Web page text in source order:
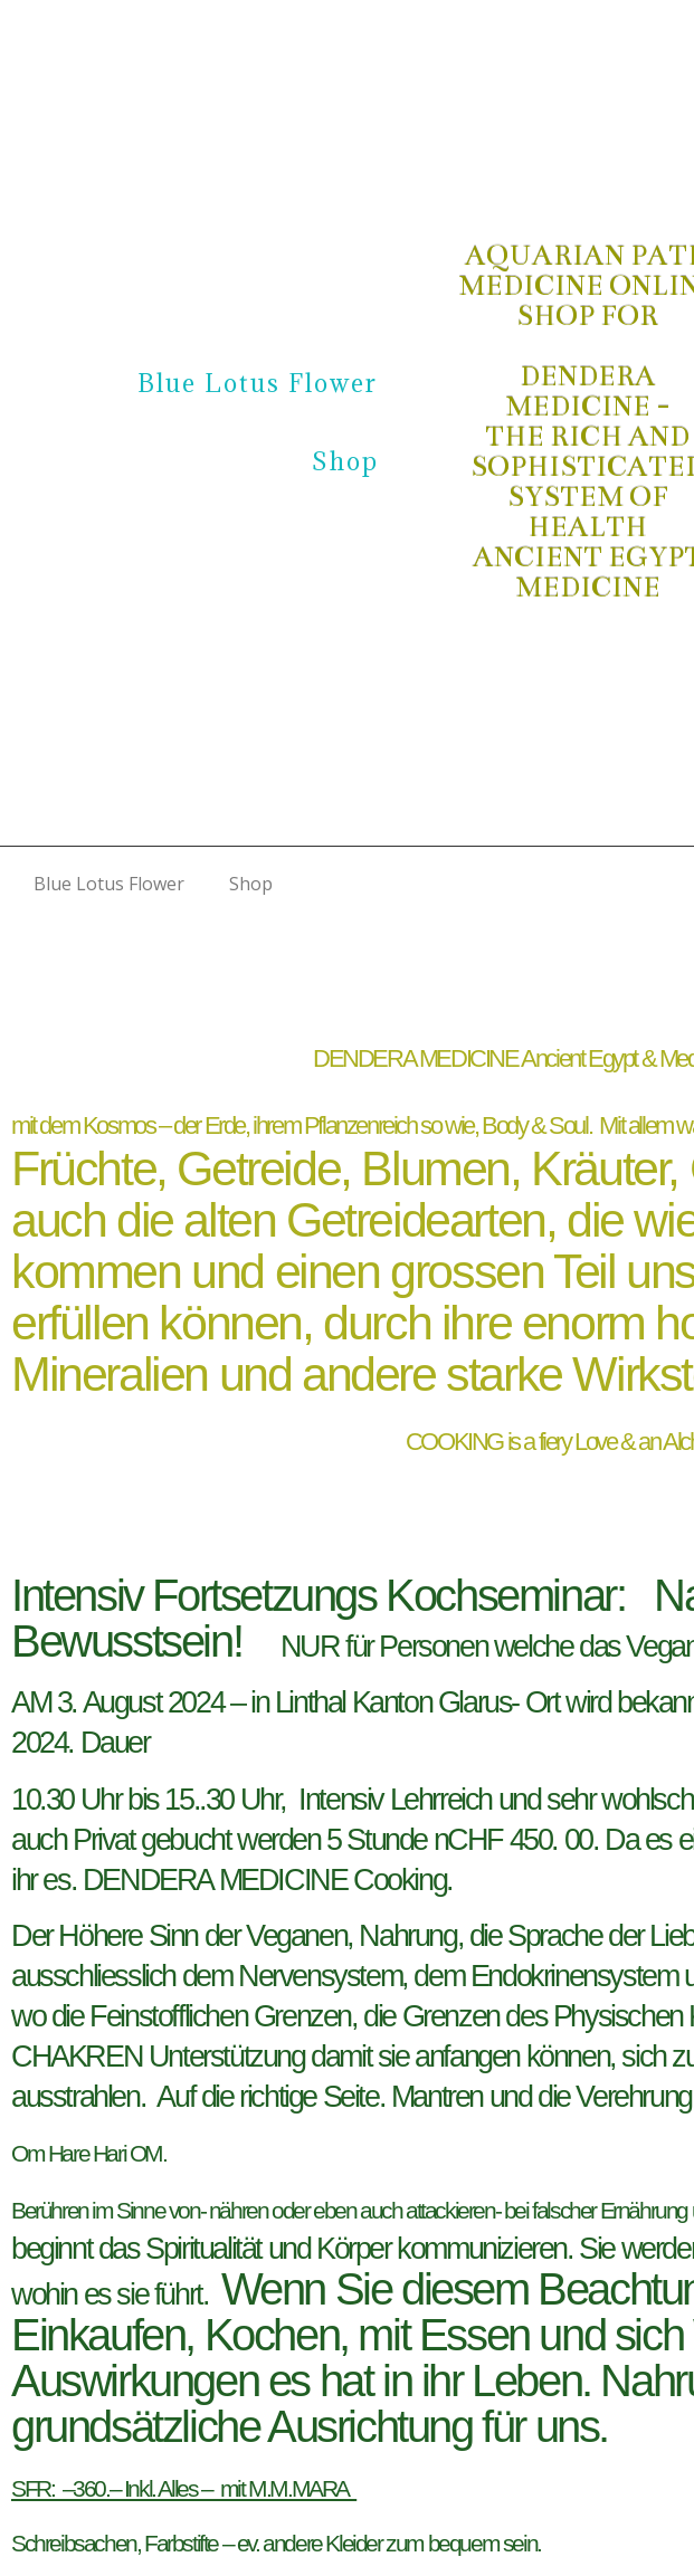
Blue Lotus Flower
Shop
AQUARIAN
MEDICINE
SHOP FOR
DENDERA
MEDICINE -
THE RICH AND
SYSTEM OF
HEALTH
ANCIENT
MEDICINE
Blue Lotus Flower Shop
DENDERA MEDICINE Ancient Egypt & Mediterranean
mit dem Kosmos – der Erde, ihrem Pflanzenreich so wie, Body & Soul. Mit allem
Früchte, Getreide, Blumen,
auch die alten Getreidearten, die
kommen und einen grossen Teil
erfüllen können, durch ihre enorm
Mineralien und andere starke
COOKING is a fiery Love & an Alchemical
Intensiv Fortsetzungs Kochseminar:
Bewusstsein!
NUR für Personen welche das
AM 3. August 2024 – in Linthal Kanton Glarus- Ort wird
2024. Dauer
10.30 Uhr bis 15..30 Uhr, Intensiv Lehrreich und sehr
auch Privat gebucht werden 5 Stunde nCHF 450. 00. Da es
ihr es. DENDERA MEDICINE Cooking.
Der Höhere Sinn der Veganen, Nahrung, die Sprache der
ausschliesslich dem Nervensystem, dem Endokrinensystem
wo die Feinstofflichen Grenzen, die Grenzen des
CHAKREN Unterstützung damit sie anfangen können, sich
ausstrahlen. Auf die richtige Seite. Mantren und die
Om Hare Hari OM.
Berühren im Sinne von- nähren oder eben auch attackieren- bei falscher
beginnt das Spiritualität und Körper kommunizieren. Sie
wohin es sie führt. Wenn Sie diesem
Einkaufen, Kochen, mit Essen und
Auswirkungen es hat in ihr Leben.
grundsätzliche Ausrichtung für uns.
SFR: –360.– Inkl. Alles – mit M.M.MARA
Schreibsachen, Farbstifte – ev. andere Kleider zum bequem sein.